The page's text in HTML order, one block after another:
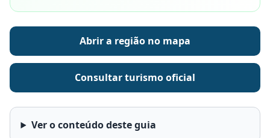
Abrir a região no mapa
Consultar turismo oficial
Ver o conteúdo deste guia